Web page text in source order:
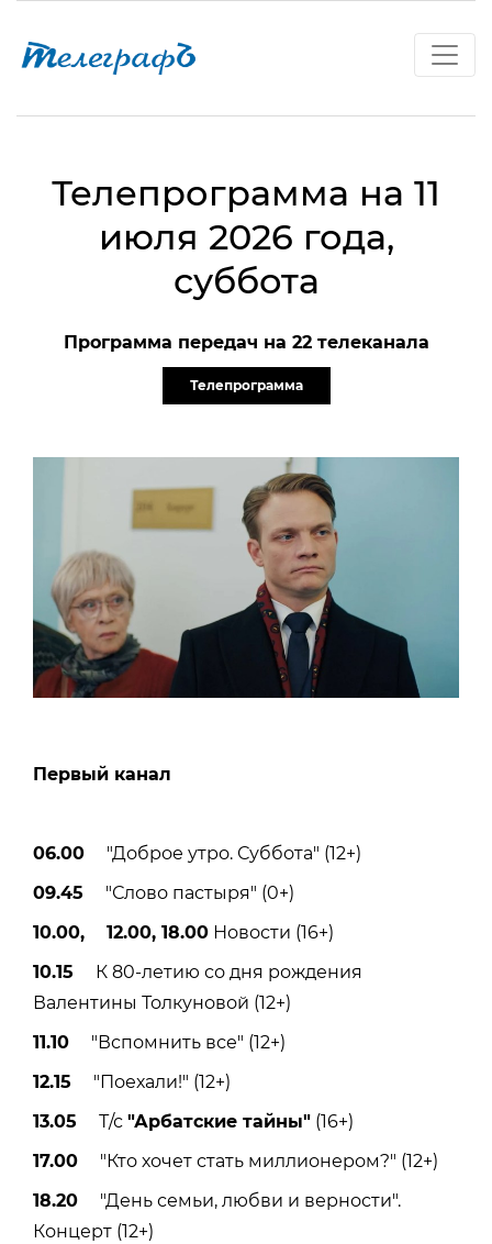
Телепрограмма на 11
июля 2026 года,
суббота
Программа передач на 22 телеканала
Телепрограмма
Первый канал
06.00 "Доброе утро. Суббота" (12+)
09.45 "Слово пастыря" (0+)
10.00, 12.00, 18.00 Новости (16+)
10.15 К 80-летию со дня рождения
Валентины Толкуновой (12+)
11.10 "Вспомнить все" (12+)
12.15 "Поехали!" (12+)
13.05 Т/с "Арбатские тайны" (16+)
17.00 "Кто хочет стать миллионером?" (12+)
18.20 "День семьи, любви и верности".
Концерт (12+)